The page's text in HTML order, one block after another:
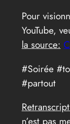
Pour
YouTube,
la source:
#Soirée
#partout
n’est pas